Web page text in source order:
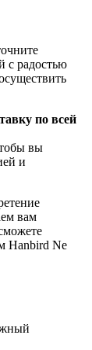
с радостью
по всей
вы
и
вам
Hanbird Ne